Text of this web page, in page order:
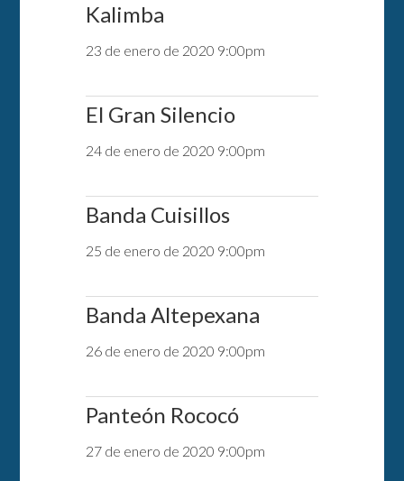
Kalimba
23 de enero de 2020 9:00pm
El Gran Silencio
24 de enero de 2020 9:00pm
Banda Cuisillos
25 de enero de 2020 9:00pm
Banda Altepexana
26 de enero de 2020 9:00pm
Panteón Rococó
27 de enero de 2020 9:00pm